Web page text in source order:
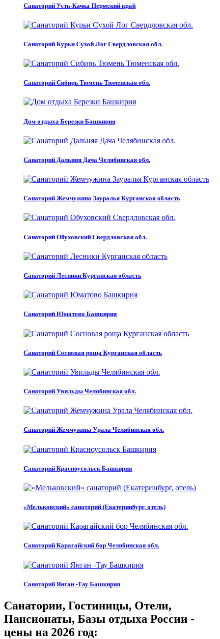
Санаторий Усть-Качка Пермский край
Санаторий Курьи Сухой Лог Свердловская обл.
Санаторий Сибирь Тюмень Тюменская обл.
Дом отдыха Березки Башкирия
Санаторий Дальняя Дача Челябинская обл.
Санаторий Жемчужина Зауралья Курганская область
Санаторий Обуховский Свердловская обл.
Санаторий Лесники Курганская область
Санаторий Юматово Башкирия
Санаторий Сосновая роща Курганская область
Санаторий Увильды Челябинская обл.
Санаторий Жемчужина Урала Челябинская обл.
Санаторий Красноусольск Башкирия
«Мельковский» санаторий (Екатеринбург, отель)
Санаторий Карагайский бор Челябинская обл.
Санаторий Янган -Тау Башкирия
Санатории, Гостиницы, Отели,
Пансионаты, Базы отдыха России -
цены на 2026 год: